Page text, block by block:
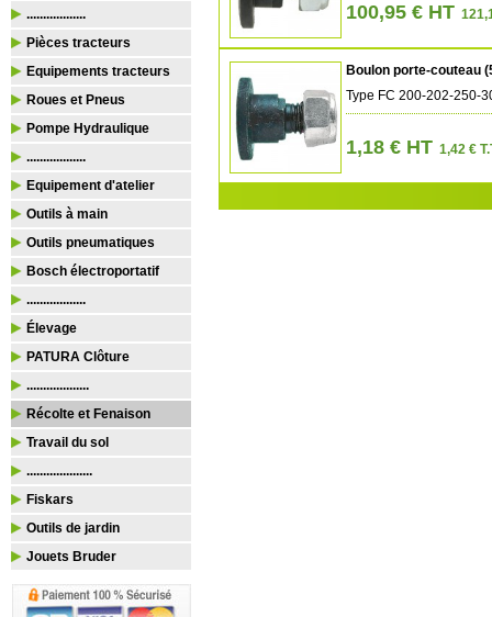
..................
Pièces tracteurs
Equipements tracteurs
Roues et Pneus
Pompe Hydraulique
..................
Equipement d'atelier
Outils à main
Outils pneumatiques
Bosch électroportatif
..................
Élevage
PATURA Clôture
...................
Récolte et Fenaison
Travail du sol
....................
Fiskars
Outils de jardin
Jouets Bruder
100,95 € HT
Boulon porte-couteau
Type FC 200-202-250-
1,18 € HT 1,42 €